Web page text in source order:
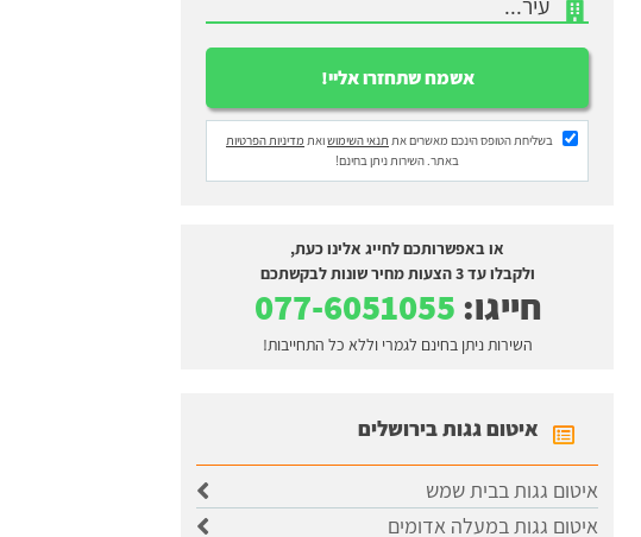
בשליחת הטופס הינכם מאשרים את תנאי השימושואת מדיניות הפרטיות
באתר. השירות ניתן בחינם!
או באפשרותכם לחייג אלינו כעת,
ולקבלו עד 3 הצעות מחיר שונות לבקשתכם
חייגו:
השירות ניתן בחינם לגמרי וללא כל התחייבות!
איטום גגות בירושלים
איטום גגות בבית שמש
איטום גגות במעלה אדומים